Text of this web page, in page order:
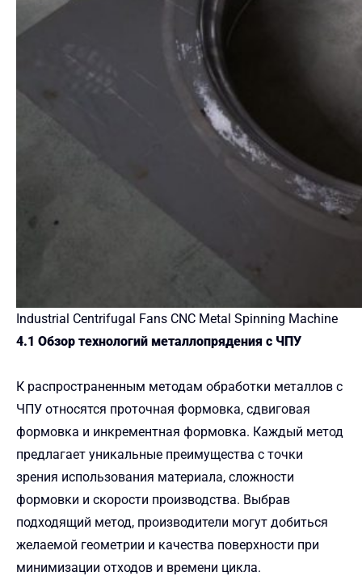
Industrial Centrifugal Fans CNC Metal Spinning Machine
4.1 Обзор технологий металлопрядения с ЧПУ
К распространенным методам обработки металлов с
ЧПУ относятся проточная формовка, сдвиговая
формовка и инкрементная формовка. Каждый метод
предлагает уникальные преимущества с точки
зрения использования материала, сложности
формовки и скорости производства. Выбрав
подходящий метод, производители могут добиться
желаемой геометрии и качества поверхности при
минимизации отходов и времени цикла.